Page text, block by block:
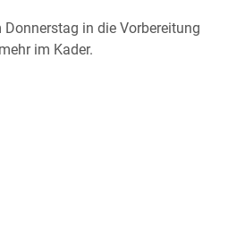
in die Vorbereitung
im Kader.